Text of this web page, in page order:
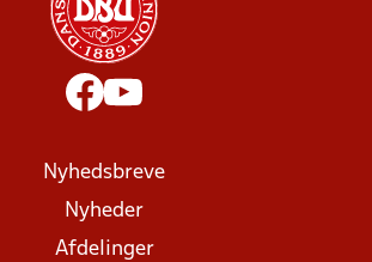
Nyhedsbreve
Nyheder
Afdelinger